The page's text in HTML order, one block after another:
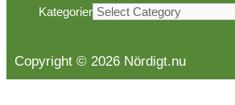
Kategorier
Copyright © 2026 Nördigt.nu